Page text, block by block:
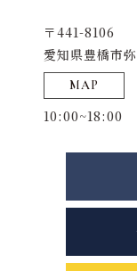
〒441-8106
愛知県豊橋市
MAP
10:00~18:00